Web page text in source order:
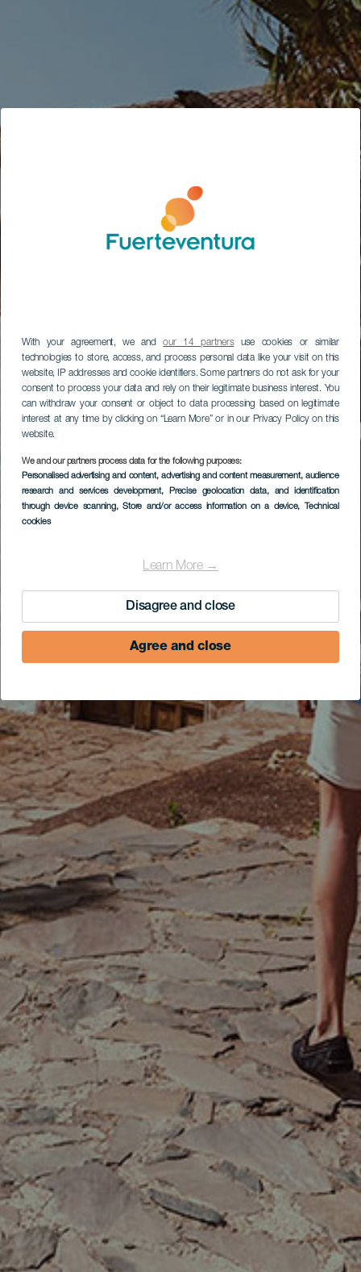
With your agreement, we andour 14 partnersuse cookies or similar
technologies to store, access, and process personal data like your visit on this
website, IP addresses and cookie identifiers. Some partners do not ask for your
consent to process your data and rely on their legitimate business interest. You
can withdraw your consent or object to data processing based on legitimate
interest at any time by clicking on “Learn More” or in our Privacy Policy on this
website.
We and our partners process data for the following purposes:
Personalised advertising and content, advertising and content measurement, audience
research and services development, Precise geolocation data, and identification
through device scanning, Store and/or access information on a device, Technical
cookies
Learn More →
Disagree and close
Agree and close